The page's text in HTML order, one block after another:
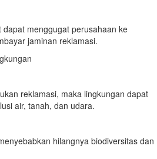
menggugat perusahaan ke
jaminan reklamasi.
reklamasi, maka lingkungan dapat
air, tanah, dan udara.
hilangnya biodiversitas dan